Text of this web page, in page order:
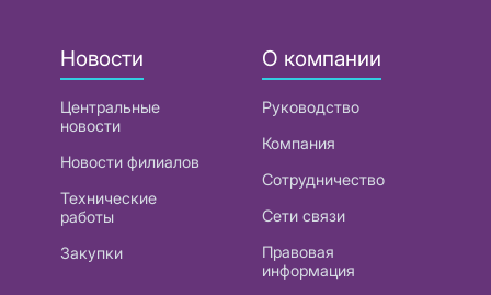
Новости
Центральные
новости
Новости филиалов
Технические
работы
Закупки
О компании
Руководство
Компания
Сотрудничество
Сети связи
Правовая
информация